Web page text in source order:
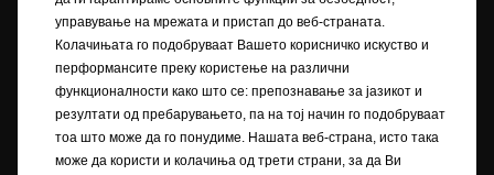
вистинските бои. Илустрираната дополнителна опрема е достапна
со дополнителна наплата. Достапноста, техничките карактеристики
и опремата што се обезбедуваат на нашите возила може да се
разликуваат или можат да бидат достапни само во одредени земји
или може да бидат достапни само со дополнителна наплата. За
прецизни информации за опремата што се нуди на нашите возила ,
управување на мрежата и пристап до веб-страната.
Колачињата го подобруваат Вашето корисничко искуство и
перформансите преку користење на различни
функционалности како што се: препознавање за јазикот и
резултати од пребарувањето, па на тој начин го подобруваат
тоа што може да го понудиме. Нашата веб-страна, исто така
може да користи и колачиња од трети страни, за да Ви